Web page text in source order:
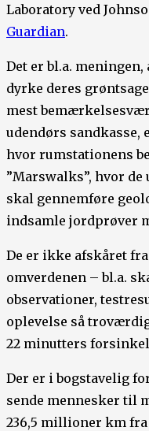
Laboratory ved
Guardian.
Det er bl.a.
dyrke deres
mest
udendørs sandkasse,
hvor rumstationens
”Marswalks”, hvor
skal gennemføre
indsamle jordprøver
De er ikke afskåret
omverdenen – bl.a.
observationer,
oplevelse så
22 minutters
Der er i bogstavelig
sende mennesker til
236,5 millioner km